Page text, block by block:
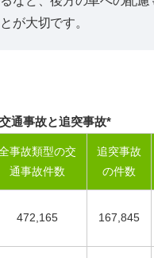
が大切です。
通事故と追突事故*
事故類型の交
通事故件数
追突事故
の件数
472,165 167,845